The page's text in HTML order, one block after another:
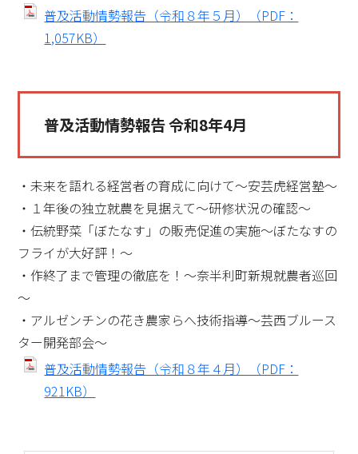
普及活動情勢報告（令和８年５月）（PDF：
1,057KB）
普及活動情勢報告 令和8年4月
・未来を語れる経営者の育成に向けて～安芸虎経営塾～
・１年後の独立就農を見据えて～研修状況の確認～
・伝統野菜「ぼたなす」の販売促進の実施～ぼたなすの
フライが大好評！～
・作終了まで管理の徹底を！～奈半利町新規就農者巡回
～
・アルゼンチンの花き農家らへ技術指導～芸西ブルース
ター開発部会～
普及活動情勢報告（令和８年４月）（PDF：
921KB）